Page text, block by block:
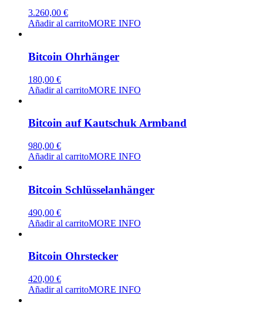
3.260,00 €
Añadir al carritoMORE INFO
Bitcoin Ohrhänger
180,00 €
Añadir al carritoMORE INFO
Bitcoin auf Kautschuk Armband
980,00 €
Añadir al carritoMORE INFO
Bitcoin Schlüsselanhänger
490,00 €
Añadir al carritoMORE INFO
Bitcoin Ohrstecker
420,00 €
Añadir al carritoMORE INFO